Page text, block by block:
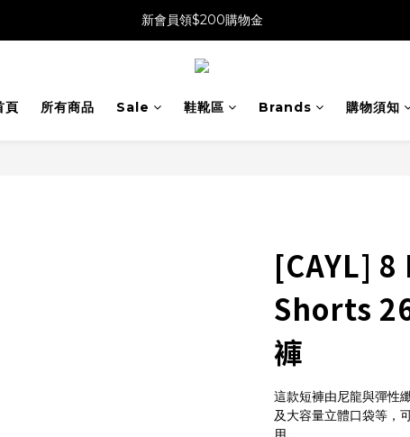
新會員領$200購物金
頁 所有商品 Sale 鞋靴區 Brands 購物須知
[CAYL]
Shorts
褲
這款短褲由尼龍與彈性
及大容量立體口袋等，